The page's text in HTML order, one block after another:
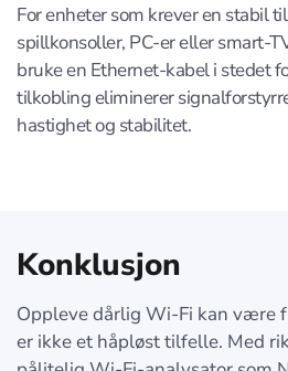
For enheter som krever en stabil
spillkonsoller, PC-er eller smart-
bruke en Ethernet-kabel i stedet
tilkobling eliminerer
hastighet og stabilitet.
Konklusjon
Oppleve dårlig Wi-Fi kan være
er ikke et håpløst tilfelle. Med